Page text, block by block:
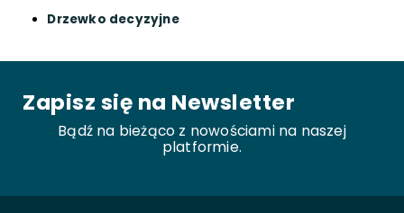
Drzewko decyzyjne
Zapisz się na Newsletter
Bądź na bieżąco z nowościami na naszej
platformie.